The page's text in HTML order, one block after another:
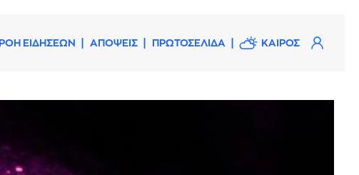
ΡΟΗ ΕΙΔΗΣΕΩΝ ΑΠΟΨΕΙΣ ΠΡΩΤΟΣΕΛΙΔΑ ΚΑΙΡΟΣ